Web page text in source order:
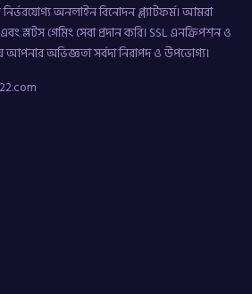
অনলাইন বিনোদন প্ল্যাটফর্ম। আমরা
স্লটস গেমিং সেবা প্রদান করি। SSL এনক্রিপশন ও
আপনার অভিজ্ঞতা সর্বদা নিরাপদ ও উপভোগ্য।